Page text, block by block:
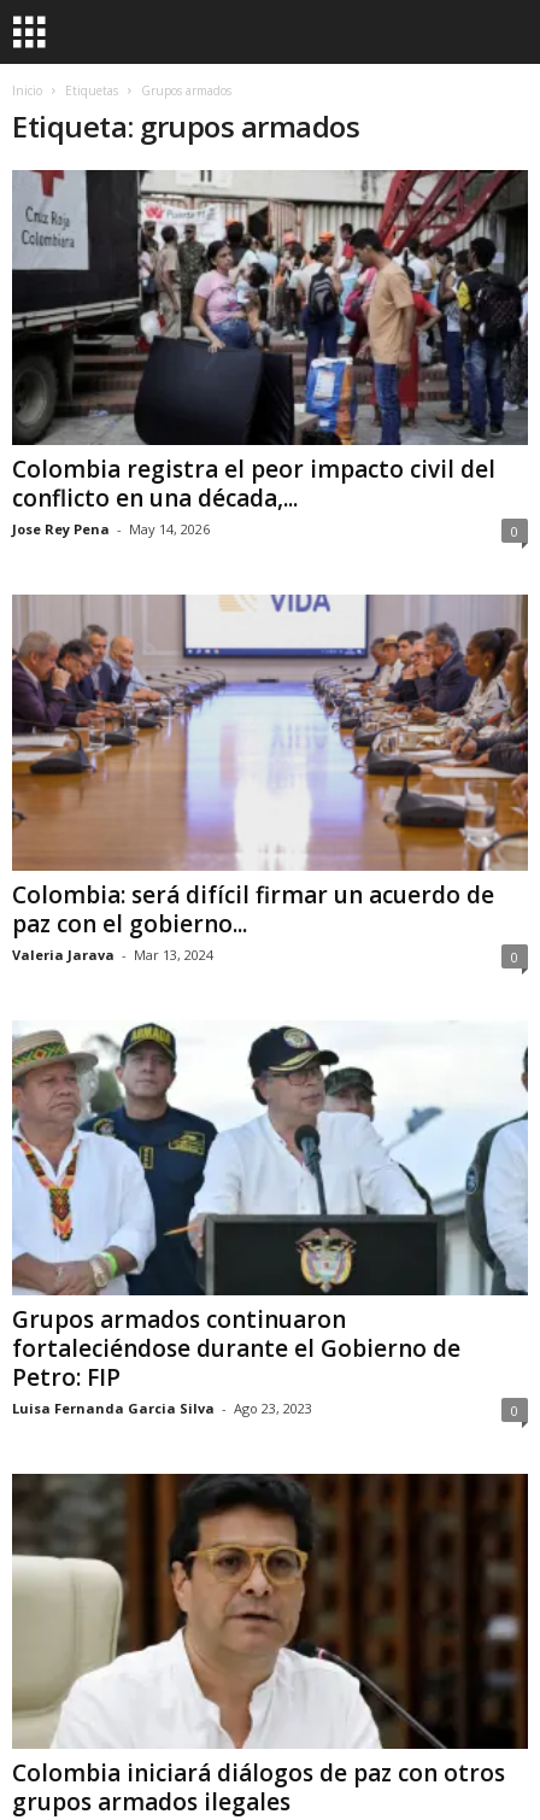
Inicio Etiquetas Grupos armados
Etiqueta: grupos armados
Colombia registra el peor impacto civil del
conflicto en una década,...
Jose Rey Pena - May 14, 2026 0
Colombia: será difícil firmar un acuerdo de
paz con el gobierno...
Valeria Jarava - Mar 13, 2024 0
Grupos armados continuaron
fortaleciéndose durante el Gobierno de
Petro: FIP
Luisa Fernanda Garcia Silva - Ago 23, 2023 0
Colombia iniciará diálogos de paz con otros
grupos armados ilegales